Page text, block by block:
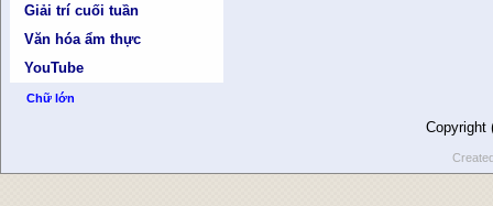
Giải trí cuối tuần
Văn hóa ẩm thực
YouTube
Chữ lớn
Copyright